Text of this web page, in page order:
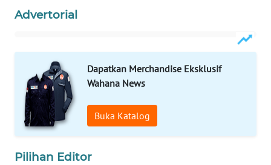
Advertorial
Dapatkan Merchandise Eksklusif
Wahana News
Buka Katalog
Pilihan Editor
SIDIKALANG
NEWS
SIBARAGAS
NEWS
METRO